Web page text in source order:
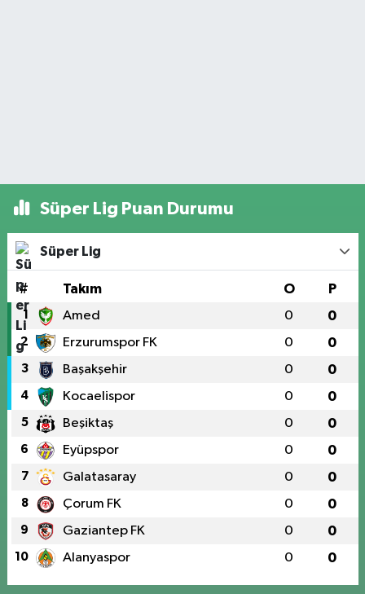
Süper Lig Puan Durumu
Süper Lig
# Takım O P
1 Amed 0 0
2 Erzurumspor FK 0 0
3 Başakşehir 0 0
4 Kocaelispor 0 0
5 Beşiktaş 0 0
6 Eyüpspor 0 0
7 Galatasaray 0 0
8 Çorum FK 0 0
9 Gaziantep FK 0 0
10 Alanyaspor 0 0